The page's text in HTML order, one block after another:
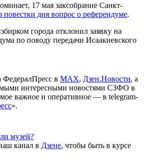
17 мая заксобрание Санкт-
повестки дня вопрос о референдуме.
города отклонил заявку на
по поводу передачи Исаакиевского
ФедералПресс в МАХ, Дзен.Новости, а
интересными новостями СЗФО в
важное и оперативное — в telegram-
».
музей?
канал в Дзене, чтобы быть в курсе